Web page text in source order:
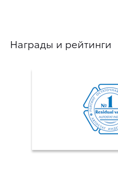
Награды и рейтинги